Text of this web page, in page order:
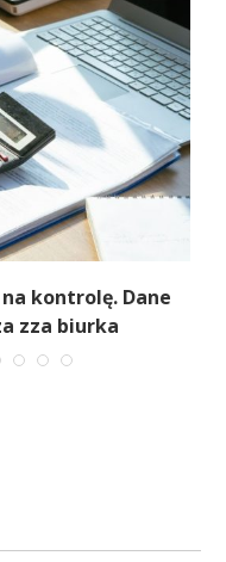
kontrolę. Dane
zza biurka